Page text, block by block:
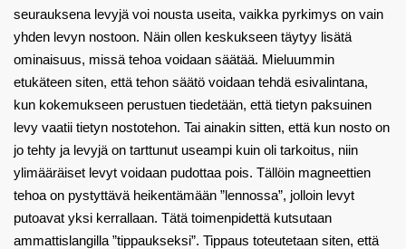
seurauksena levyjä voi nousta useita, vaikka pyrkimys on vain
yhden levyn nostoon. Näin ollen keskukseen täytyy lisätä
ominaisuus, missä tehoa voidaan säätää. Mieluummin
etukäteen siten, että tehon säätö voidaan tehdä esivalintana,
kun kokemukseen perustuen tiedetään, että tietyn paksuinen
levy vaatii tietyn nostotehon. Tai ainakin sitten, että kun nosto on
jo tehty ja levyjä on tarttunut useampi kuin oli tarkoitus, niin
ylimääräiset levyt voidaan pudottaa pois. Tällöin magneettien
tehoa on pystyttävä heikentämään ”lennossa”, jolloin levyt
putoavat yksi kerrallaan. Tätä toimenpidettä kutsutaan
ammattislangilla ”tippaukseksi”. Tippaus toteutetaan siten, että